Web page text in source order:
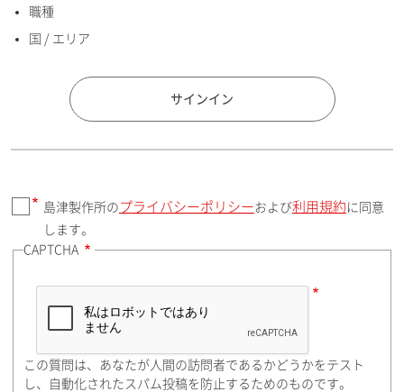
国 / エリア
郵便番号（勤務先）
住所検索
都道府県（勤務先）
職種
国 / エリア
サインイン
島津製作所の プライバシーポリシー および利用規約 に同意
します。
CAPTCHA
この質問は、あなたが人間の訪問者であるかどうかをテスト
し、自動化されたスパム投稿を防止するためのものです。